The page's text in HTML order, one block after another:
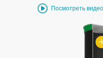
Посмотреть